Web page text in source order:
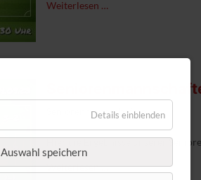
Weiterlesen …
Seniorenmannschaften:
Hier die Ergebnisse unserer
Weiterlesen …
Details einblenden
Auswahl speichern